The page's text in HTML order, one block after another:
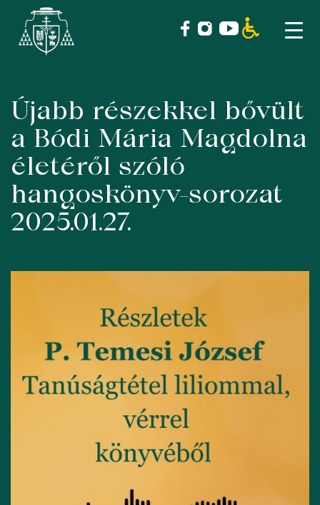
Skip
content
Újabb részekkel bővült
a Bódi Mária Magdolna
életéről szóló
hangoskönyv-sorozat
2025.01.27.